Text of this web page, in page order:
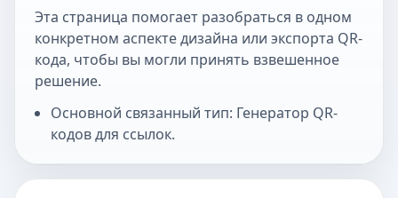
Эта страница помогает разобраться в одном
конкретном аспекте дизайна или экспорта QR-
кода, чтобы вы могли принять взвешенное
решение.
Основной связанный тип: Генератор QR-
кодов для ссылок.